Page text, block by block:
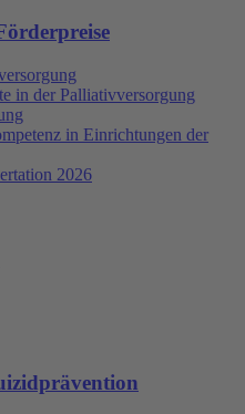
in der Palliativversorgung
in Einrichtungen der
2026